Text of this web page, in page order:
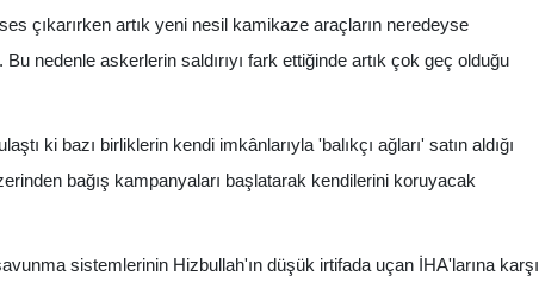
çıkarırken artık yeni nesil kamikaze araçların neredeyse
nedenle askerlerin saldırıyı fark ettiğinde artık çok geç olduğu
ki bazı birliklerin kendi imkânlarıyla 'balıkçı ağları' satın aldığı
bağış kampanyaları başlatarak kendilerini koruyacak
sistemlerinin Hizbullah'ın düşük irtifada uçan İHA'larına karşı